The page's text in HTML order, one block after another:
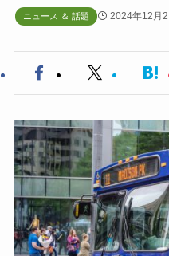
ニュース ＆ 話題 2024年12月